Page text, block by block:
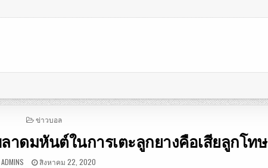
POSTED
ข่าวบอล
าดมหันต์ในการเตะลูกยางคือเสียลูกโทษ
ADMINS สิงหาคม 22, 2020